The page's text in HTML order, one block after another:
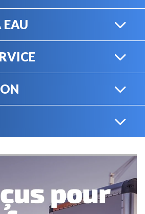
ÉQUIPEMENT
SERVICE MÉCANIQUE